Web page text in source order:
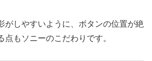
がしやすいように、ボタンの位置が絶
点もソニーのこだわりです。